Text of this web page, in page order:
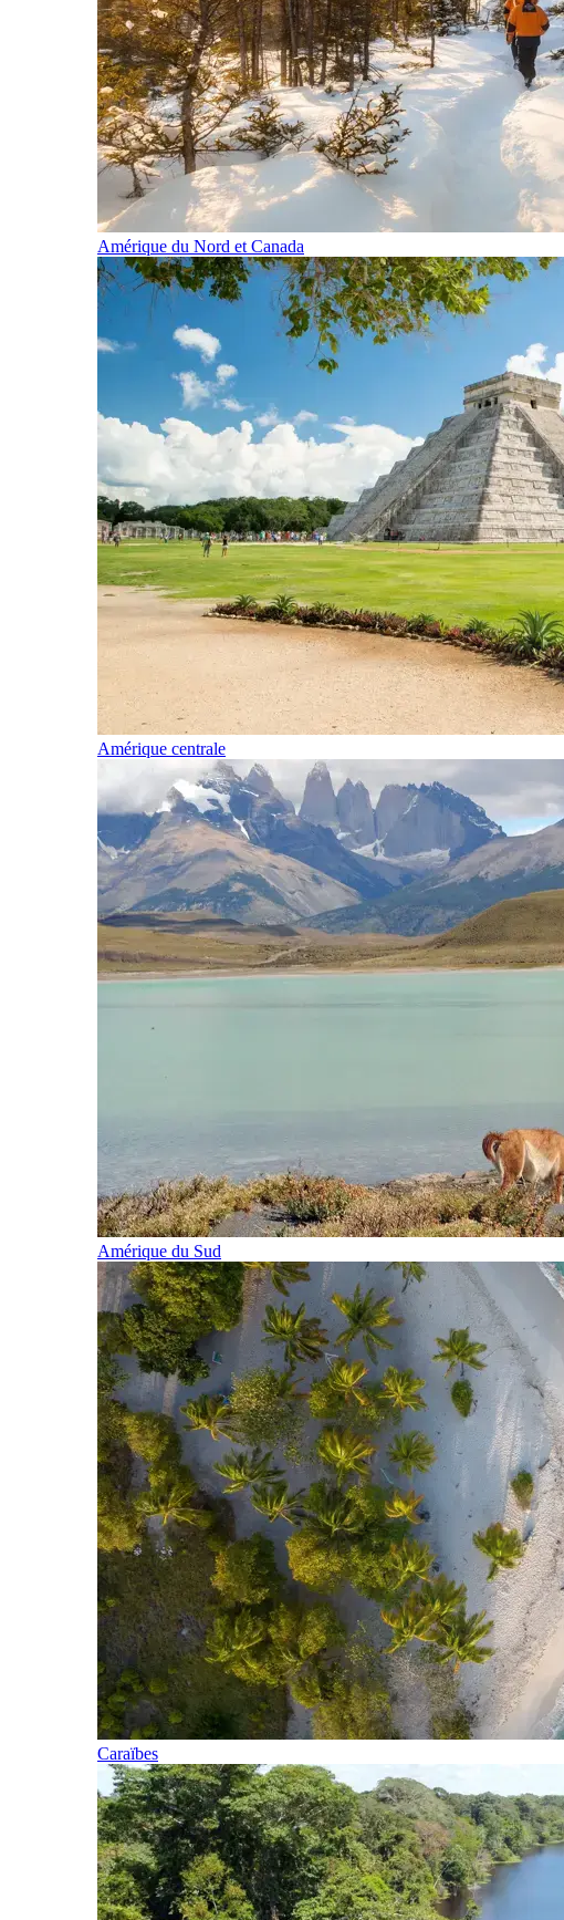
Amérique du Nord et Canada
Amérique centrale
Amérique du Sud
Caraïbes